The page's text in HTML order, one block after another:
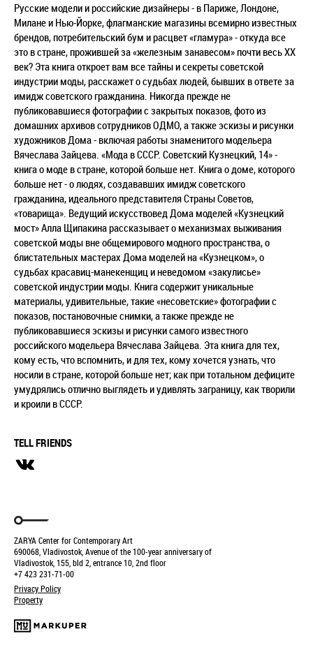
Русские модели и российские дизайнеры - в Париже, Лондоне,
Милане и Нью-Йорке, флагманские магазины всемирно известных
брендов, потребительский бум и расцвет «гламура» - откуда все
это в стране, прожившей за «железным занавесом» почти весь ХХ
век? Эта книга откроет вам все тайны и секреты советской
индустрии моды, расскажет о судьбах людей, бывших в ответе за
имидж советского гражданина. Никогда прежде не
публиковавшиеся фотографии с закрытых показов, фото из
домашних архивов сотрудников ОДМО, а также эскизы и рисунки
художников Дома - включая работы знаменитого модельера
Вячеслава Зайцева. «Мода в СССР. Советский Кузнецкий, 14» -
книга о моде в стране, которой больше нет. Книга о доме, которого
больше нет - о людях, создававших имидж советского
гражданина, идеального представителя Страны Советов,
«товарища». Ведущий искусствовед Дома моделей «Кузнецкий
мост» Алла Щипакина рассказывает о механизмах выживания
советской моды вне общемирового модного пространства, о
блистательных мастерах Дома моделей на «Кузнецком», о
судьбах красавиц-манекенщиц и неведомом «закулисье»
советской индустрии моды. Книга содержит уникальные
материалы, удивительные, такие «несоветские» фотографии с
показов, постановочные снимки, а также прежде не
публиковавшиеся эскизы и рисунки самого известного
российского модельера Вячеслава Зайцева. Эта книга для тех,
кому есть, что вспомнить, и для тех, кому хочется узнать, что
носили в стране, которой больше нет; как при тотальном дефиците
умудрялись отлично выглядеть и удивлять заграницу, как творили
и кроили в СССР.
TELL FRIENDS
ZARYA Center for Contemporary Art
690068, Vladivostok, Avenue of the 100-year anniversary of
Vladivostok, 155, bld 2, entrance 10, 2nd floor
+7 423 231-71-00
Privacy Policy
Property